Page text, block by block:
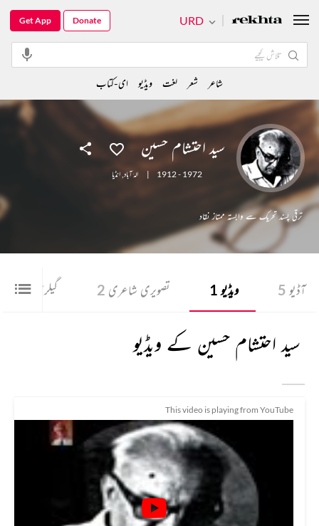
سید احتشام حسین
1912 - 1972
| الہٰ آباد,انڈیا
ترقی پسند تحریک سے وابستہ ممتاز نقاد
آڈیو 5 ویڈیو 1 تصویری شاعری 2 گیلری 5
سید احتشام حسین کے ویڈیو
This video is playing from YouTube
URD
Get App Donate
شاعر شعر لغت ویڈیو ای-کتاب